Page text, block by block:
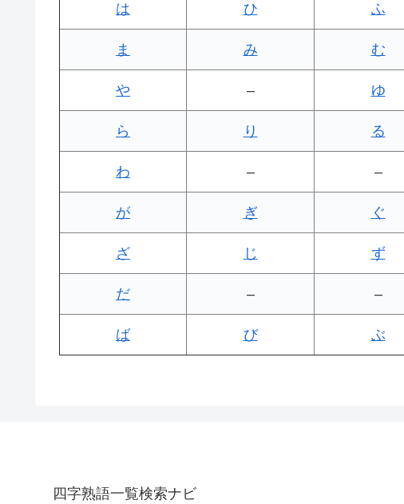
は ひ ふ
ま み む
や – ゆ
ら り る
わ – –
が ぎ ぐ
ざ じ ず
だ – –
ば び ぶ
四字熟語一覧検索ナビ